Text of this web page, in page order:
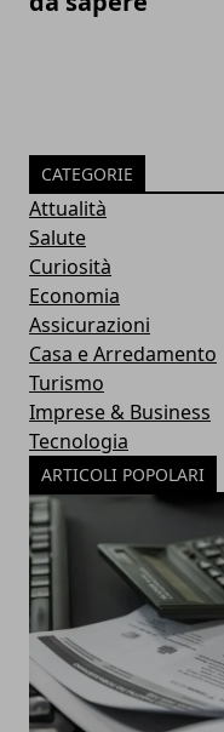
CATEGORIE
Attualità
Salute
Curiosità
Economia
Assicurazioni
Casa e Arredamento
Turismo
Imprese & Business
Tecnologia
ARTICOLI POPOLARI